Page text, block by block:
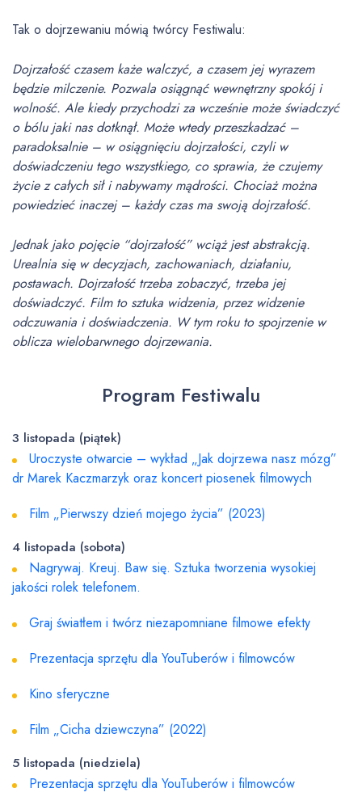
Tak o dojrzewaniu mówią twórcy Festiwalu:
Dojrzałość czasem każe walczyć, a czasem jej wyrazem
będzie milczenie. Pozwala osiągnąć wewnętrzny spokój i
wolność. Ale kiedy przychodzi za wcześnie może świadczyć
o bólu jaki nas dotknął. Może wtedy przeszkadzać –
paradoksalnie – w osiągnięciu dojrzałości, czyli w
doświadczeniu tego wszystkiego, co sprawia, że czujemy
życie z całych sił i nabywamy mądrości. Chociaż można
powiedzieć inaczej – każdy czas ma swoją dojrzałość.
Jednak jako pojęcie “dojrzałość” wciąż jest abstrakcją.
Urealnia się w decyzjach, zachowaniach, działaniu,
postawach. Dojrzałość trzeba zobaczyć, trzeba jej
doświadczyć. Film to sztuka widzenia, przez widzenie
odczuwania i doświadczenia. W tym roku to spojrzenie w
oblicza wielobarwnego dojrzewania.
Program Festiwalu
3 listopada (piątek)
Uroczyste otwarcie – wykład „Jak dojrzewa nasz mózg”
dr Marek Kaczmarzyk oraz koncert piosenek filmowych
Film „Pierwszy dzień mojego życia” (2023)
4 listopada (sobota)
Nagrywaj. Kreuj. Baw się. Sztuka tworzenia wysokiej
jakości rolek telefonem.
Graj światłem i twórz niezapomniane filmowe efekty
Prezentacja sprzętu dla YouTuberów i filmowców
Kino sferyczne
Film „Cicha dziewczyna” (2022)
5 listopada (niedziela)
Prezentacja sprzętu dla YouTuberów i filmowców